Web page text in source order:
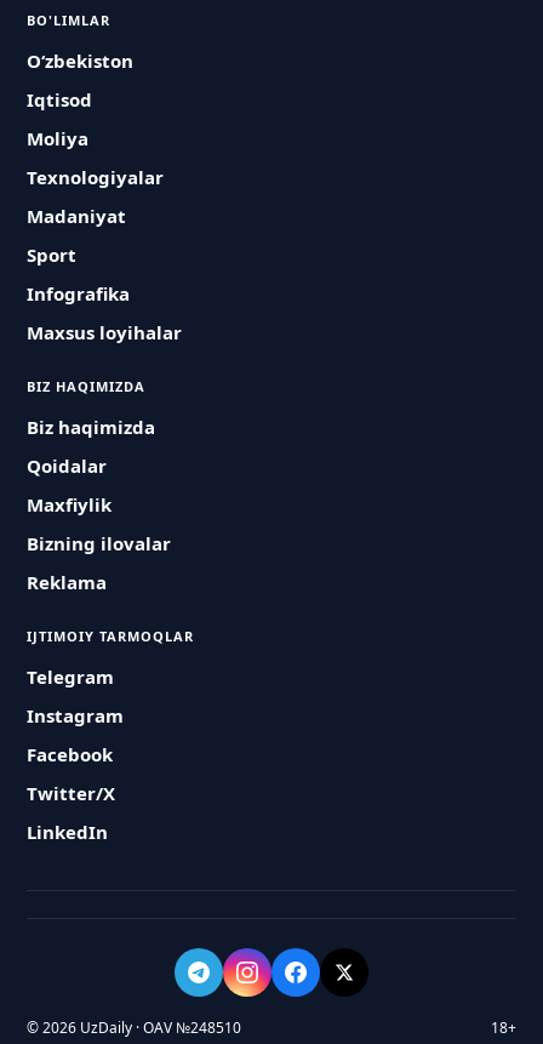
BO'LIMLAR
O‘zbekiston
Iqtisod
Moliya
Texnologiyalar
Madaniyat
Sport
Infografika
Maxsus loyihalar
BIZ HAQIMIZDA
Biz haqimizda
Qoidalar
Maxfiylik
Bizning ilovalar
Reklama
IJTIMOIY TARMOQLAR
Telegram
Instagram
Facebook
Twitter/X
LinkedIn
© 2026 UzDaily · OAV №248510 18+